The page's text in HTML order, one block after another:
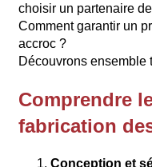
choisir un partenaire
Comment garantir un
accroc ?
Découvrons ensemble
Comprendre
fabrication
Conception et